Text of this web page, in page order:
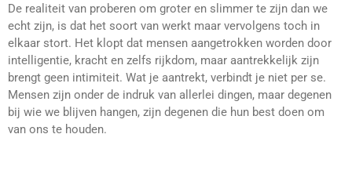
De realiteit van proberen om groter en slimmer te zijn dan we
echt zijn, is dat het soort van werkt maar vervolgens toch in
elkaar stort. Het klopt dat mensen aangetrokken worden door
intelligentie, kracht en zelfs rijkdom, maar aantrekkelijk zijn
brengt geen intimiteit. Wat je aantrekt, verbindt je niet per se.
Mensen zijn onder de indruk van allerlei dingen, maar degenen
bij wie we blijven hangen, zijn degenen die hun best doen om
van ons te houden.